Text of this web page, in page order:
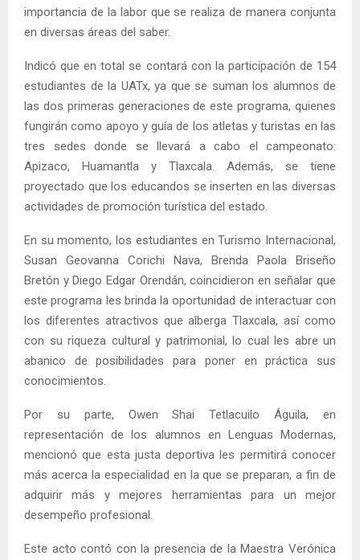
importancia de la labor que se realiza de manera conjunta
en diversas áreas del saber.
Indicó que en total se contará con la participación de 154
estudiantes de la UATx, ya que se suman los alumnos de
las dos primeras generaciones de este programa, quienes
fungirán como apoyo y guía de los atletas y turistas en las
tres sedes donde se llevará a cabo el campeonato:
Apizaco, Huamantla y Tlaxcala. Además, se tiene
proyectado que los educandos se inserten en las diversas
actividades de promoción turística del estado.
En su momento, los estudiantes en Turismo Internacional,
Susan Geovanna Corichi Nava, Brenda Paola Briseño
Bretón y Diego Edgar Orendán, coincidieron en señalar que
este programa les brinda la oportunidad de interactuar con
los diferentes atractivos que alberga Tlaxcala, así como
con su riqueza cultural y patrimonial, lo cual les abre un
abanico de posibilidades para poner en práctica sus
conocimientos.
Por su parte, Owen Shai Tetlacuilo Águila, en
representación de los alumnos en Lenguas Modernas,
mencionó que esta justa deportiva les permitirá conocer
más acerca la especialidad en la que se preparan, a fin de
adquirir más y mejores herramientas para un mejor
desempeño profesional.
Este acto contó con la presencia de la Maestra Verónica